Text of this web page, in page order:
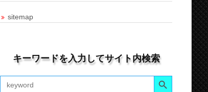
sitemap
キーワードを入力してサイト内検索
Search
for:
Search Button